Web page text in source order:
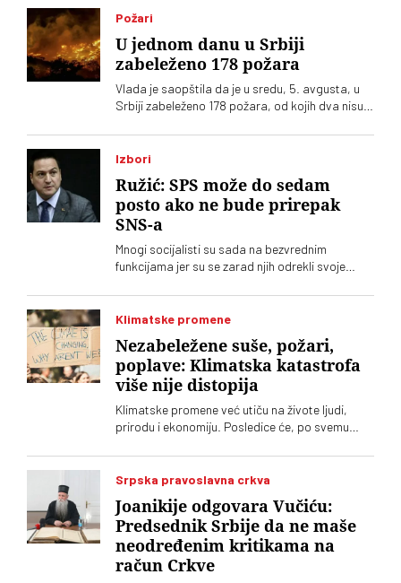
Požari
U jednom danu u Srbiji
zabeleženo 178 požara
Vlada je saopštila da je u sredu, 5. avgusta, u
Srbiji zabeleženo 178 požara, od kojih dva nisu
Izbori
Ružić: SPS može do sedam
posto ako ne bude prirepak
SNS-a
Mnogi socijalisti su sada na bezvrednim
funkcijama jer su se zarad njih odrekli svoje
agenciju
Klimatske promene
Nezabeležene suše, požari,
poplave: Klimatska katastrofa
više nije distopija
Klimatske promene već utiču na živote ljudi,
prirodu i ekonomiju. Posledice će, po svemu
nespremnom za distopiju koja se pretvara u
stvarnost
Srpska pravoslavna crkva
Joanikije odgovara Vučiću:
Predsednik Srbije da ne maše
neodređenim kritikama na
račun Crkve